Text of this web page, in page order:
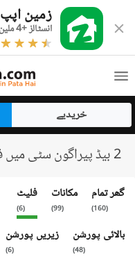
زمین اپپ
انسٹالز +4 ملین
خریدیے
2 بیڈ پیراگون سٹی میں فلیٹس کرایہ پر دستیاب
گھر تمام
(
160
)
مکانات
(
99
)
فلیٹ
(
6
)
بالائی پورشن
(
48
)
زیریں پورشن
(
6
)